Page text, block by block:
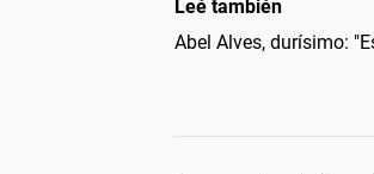
Leé también
Abel Alves, durísimo: